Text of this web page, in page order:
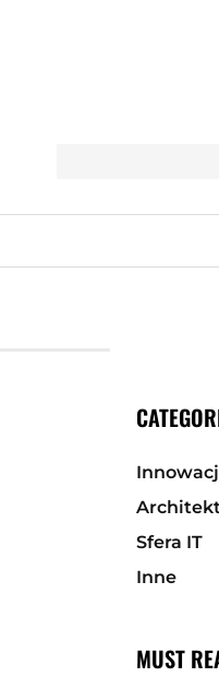
Sfera IT
Inne
MUST